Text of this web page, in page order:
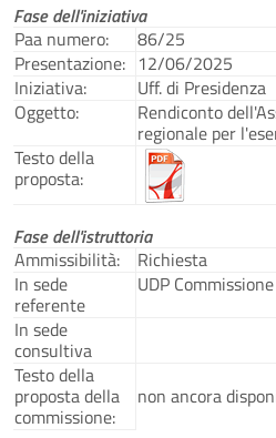
Fase dell'iniziativa
Paa numero:
86/25
Presentazione: 12/06/2025
Iniziativa:
Uff. di Presidenza
Oggetto:
Rendiconto
regionale per
Testo della
proposta:
Fase dell'istruttoria
Ammissibilità:
Richiesta
In sede
referente
UDP
In sede
consultiva
Testo della
proposta della
commissione:
non ancora